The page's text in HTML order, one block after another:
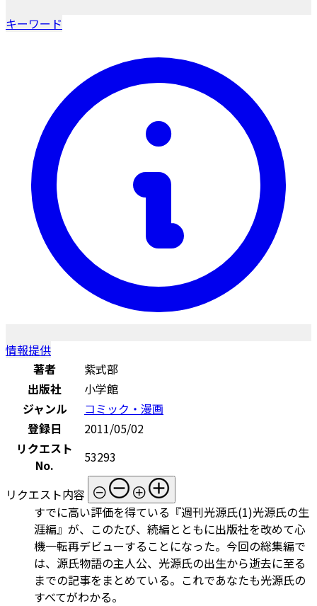
キーワード
情報提供
著者
紫式部
出版社
小学館
ジャンル
コミック・漫画
登録日
2011/05/02
リクエスト
No.
53293
リクエスト内容
すでに高い評価を得ている『週刊光源氏(1)光源氏の生
涯編』が、このたび、続編とともに出版社を改めて心
機一転再デビューすることになった。今回の総集編で
は、源氏物語の主人公、光源氏の出生から逝去に至る
までの記事をまとめている。これであなたも光源氏の
すべてがわかる。